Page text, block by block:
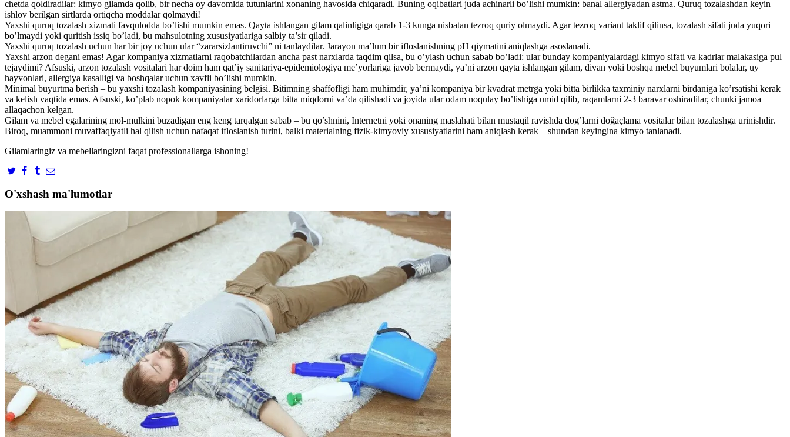
chetda qoldiradilar: kimyo gilamda qolib, bir necha oy davomida tutunlarini xonaning havosida chiqaradi. Buning oqibatlari juda achinarli bo’lishi mumkin: banal allergiyadan astma. Quruq tozalashdan keyin
ishlov berilgan sirtlarda ortiqcha moddalar qolmaydi!
Yaxshi quruq tozalash xizmati favqulodda bo’lishi mumkin emas. Qayta ishlangan gilam qalinligiga qarab 1-3 kunga nisbatan tezroq quriy olmaydi. Agar tezroq variant taklif qilinsa, tozalash sifati juda yuqori
bo’lmaydi yoki quritish issiq bo’ladi, bu mahsulotning xususiyatlariga salbiy ta’sir qiladi.
Yaxshi quruq tozalash uchun har bir joy uchun ular “zararsizlantiruvchi” ni tanlaydilar. Jarayon ma’lum bir ifloslanishning pH qiymatini aniqlashga asoslanadi.
Yaxshi arzon degani emas! Agar kompaniya xizmatlarni raqobatchilardan ancha past narxlarda taqdim qilsa, bu o’ylash uchun sabab bo’ladi: ular bunday kompaniyalardagi kimyo sifati va kadrlar malakasiga pul
tejaydimi? Afsuski, arzon tozalash vositalari har doim ham qat’iy sanitariya-epidemiologiya me’yorlariga javob bermaydi, ya’ni arzon qayta ishlangan gilam, divan yoki boshqa mebel buyumlari bolalar, uy
hayvonlari, allergiya kasalligi va boshqalar uchun xavfli bo’lishi mumkin.
Minimal buyurtma berish – bu yaxshi tozalash kompaniyasining belgisi. Bitimning shaffofligi ham muhimdir, ya’ni kompaniya bir kvadrat metrga yoki bitta birlikka taxminiy narxlarni birdaniga ko’rsatishi kerak
va kelish vaqtida emas. Afsuski, ko’plab nopok kompaniyalar xaridorlarga bitta miqdorni va’da qilishadi va joyida ular odam noqulay bo’lishiga umid qilib, raqamlarni 2-3 baravar oshiradilar, chunki jamoa
allaqachon kelgan.
Gilam va mebel egalarining mol-mulkini buzadigan eng keng tarqalgan sabab – bu qo’shnini, Internetni yoki onaning maslahati bilan mustaqil ravishda dog’larni doğaçlama vositalar bilan tozalashga urinishdir.
Biroq, muammoni muvaffaqiyatli hal qilish uchun nafaqat ifloslanish turini, balki materialning fizik-kimyoviy xususiyatlarini ham aniqlash kerak – shundan keyingina kimyo tanlanadi.
Gilamlaringiz va mebellaringizni faqat professionallarga ishoning!
O'xshash ma'lumotlar